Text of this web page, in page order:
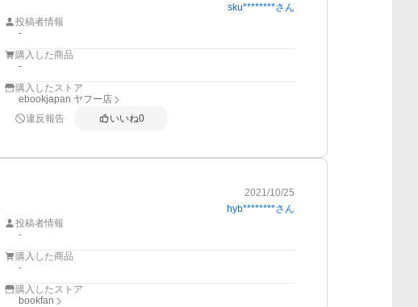
sku********さん
投稿者情報
-
購入した商品
-
購入したストア
ebookjapan ヤフー店
違反報告
いいね0
2021/10/25
hyb********さん
投稿者情報
-
購入した商品
-
購入したストア
bookfan